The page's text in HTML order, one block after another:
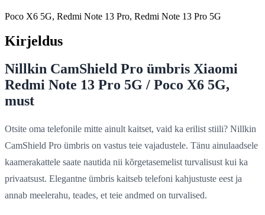
Poco X6 5G, Redmi Note 13 Pro, Redmi Note 13 Pro 5G
Kirjeldus
Nillkin CamShield Pro ümbris Xiaomi
Redmi Note 13 Pro 5G / Poco X6 5G,
must
Otsite oma telefonile mitte ainult kaitset, vaid ka erilist stiili? Nillkin
CamShield Pro ümbris on vastus teie vajadustele. Tänu ainulaadsele
kaamerakattele saate nautida nii kõrgetasemelist turvalisust kui ka
privaatsust. Elegantne ümbris kaitseb telefoni kahjustuste eest ja
annab meelerahu, teades, et teie andmed on turvalised.